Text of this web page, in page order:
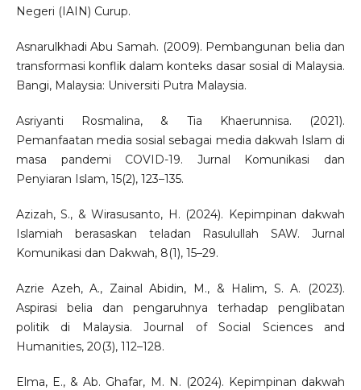
Negeri (IAIN) Curup.
Asnarulkhadi Abu Samah. (2009). Pembangunan belia dan
transformasi konflik dalam konteks dasar sosial di Malaysia.
Bangi, Malaysia: Universiti Putra Malaysia.
Asriyanti Rosmalina, & Tia Khaerunnisa. (2021).
Pemanfaatan media sosial sebagai media dakwah Islam di
masa pandemi COVID-19. Jurnal Komunikasi dan
Penyiaran Islam, 15(2), 123–135.
Azizah, S., & Wirasusanto, H. (2024). Kepimpinan dakwah
Islamiah berasaskan teladan Rasulullah SAW. Jurnal
Komunikasi dan Dakwah, 8(1), 15–29.
Azrie Azeh, A., Zainal Abidin, M., & Halim, S. A. (2023).
Aspirasi belia dan pengaruhnya terhadap penglibatan
politik di Malaysia. Journal of Social Sciences and
Humanities, 20(3), 112–128.
Elma, E., & Ab. Ghafar, M. N. (2024). Kepimpinan dakwah